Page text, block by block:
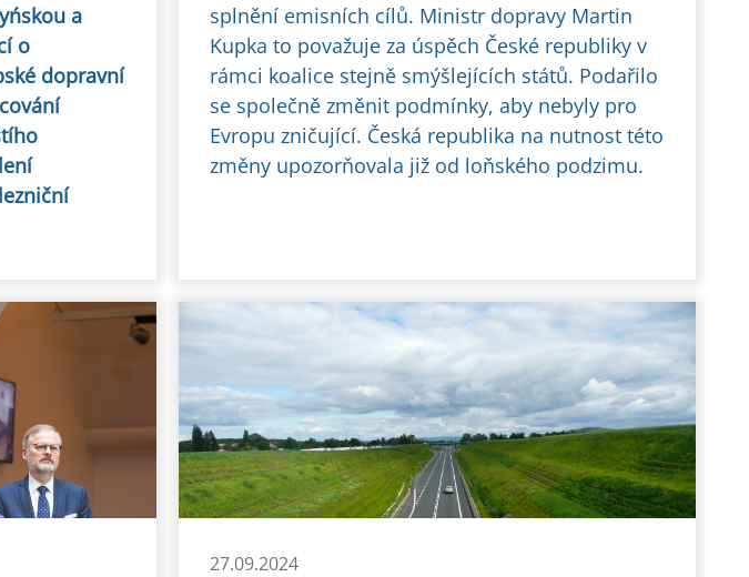
a
o
dopravní
splnění emisních cílů. Ministr dopravy Martin
Kupka to považuje za úspěch České republiky v
rámci koalice stejně smýšlejících států. Podařilo
se společně změnit podmínky, aby nebyly pro
Evropu zničující. Česká republika na nutnost této
změny upozorňovala již od loňského podzimu.
27.09.2024